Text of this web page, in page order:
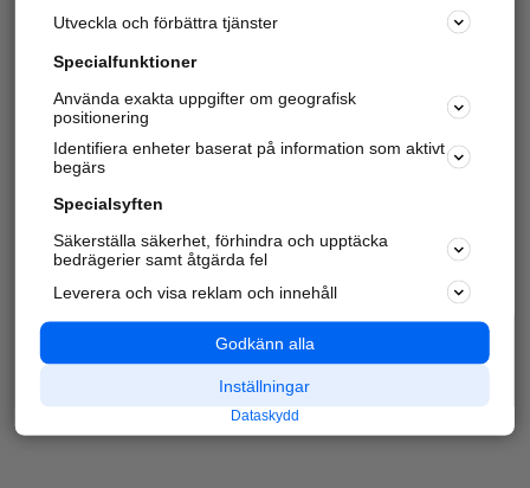
Utveckla och förbättra tjänster
Specialfunktioner
Använda exakta uppgifter om geografisk
positionering
Identifiera enheter baserat på information som aktivt
begärs
Specialsyften
Säkerställa säkerhet, förhindra och upptäcka
bedrägerier samt åtgärda fel
Leverera och visa reklam och innehåll
Godkänn alla
Inställningar
Dataskydd